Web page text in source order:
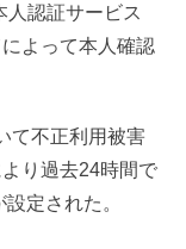
認証サービス
よって本人確認
て不正利用被害
り過去24時間で
定された。